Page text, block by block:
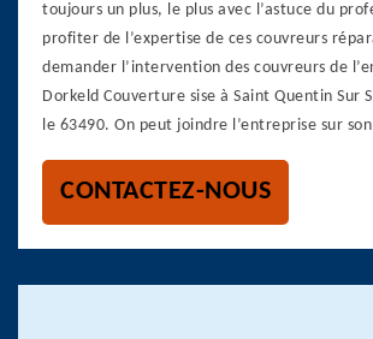
toujours un plus, le plus avec l’astuce du
profiter de l’expertise de ces couvreurs
demander l’intervention des couvreurs de
Dorkeld Couverture sise à Saint Quentin Sur
le 63490. On peut joindre l’entreprise sur
CONTACTEZ-NOUS